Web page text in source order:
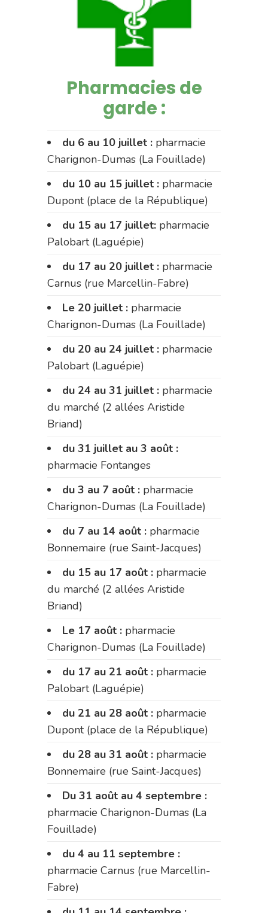
Pharmacies de
garde :
du 6 au 10 juillet : pharmacie
Charignon-Dumas (La Fouillade)
du 10 au 15 juillet : pharmacie
Dupont (place de la République)
du 15 au 17 juillet: pharmacie
Palobart (Laguépie)
du 17 au 20 juillet : pharmacie
Carnus (rue Marcellin-Fabre)
Le 20 juillet : pharmacie
Charignon-Dumas (La Fouillade)
du 20 au 24 juillet : pharmacie
Palobart (Laguépie)
du 24 au 31 juillet : pharmacie
du marché (2 allées Aristide
Briand)
du 31 juillet au 3 août :
pharmacie Fontanges
du 3 au 7 août : pharmacie
Charignon-Dumas (La Fouillade)
du 7 au 14 août : pharmacie
Bonnemaire (rue Saint-Jacques)
du 15 au 17 août : pharmacie
du marché (2 allées Aristide
Briand)
Le 17 août : pharmacie
Charignon-Dumas (La Fouillade)
du 17 au 21 août : pharmacie
Palobart (Laguépie)
du 21 au 28 août : pharmacie
Dupont (place de la République)
du 28 au 31 août : pharmacie
Bonnemaire (rue Saint-Jacques)
Du 31 août au 4 septembre :
pharmacie Charignon-Dumas (La
Fouillade)
du 4 au 11 septembre :
pharmacie Carnus (rue Marcellin-
Fabre)